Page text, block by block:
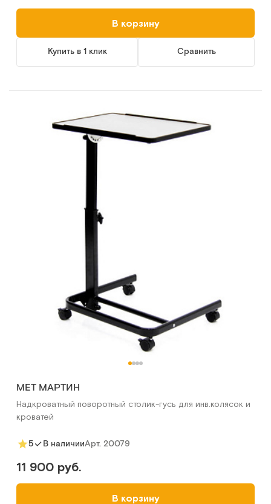
В корзину
Купить в 1 клик Сравнить
MET МАРТИН
Надкроватный поворотный столик-гусь для инв.колясок и
кроватей
5 В наличииАрт. 20079
11 900 руб.
В корзину